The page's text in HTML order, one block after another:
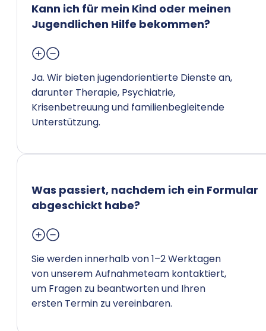
Kann ich für mein Kind oder meinen
Jugendlichen Hilfe bekommen?
Ja. Wir bieten jugendorientierte Dienste an,
darunter Therapie, Psychiatrie,
Krisenbetreuung und familienbegleitende
Unterstützung.
Was passiert, nachdem ich ein Formular
abgeschickt habe?
Sie werden innerhalb von 1–2 Werktagen
von unserem Aufnahmeteam kontaktiert,
um Fragen zu beantworten und Ihren
ersten Termin zu vereinbaren.